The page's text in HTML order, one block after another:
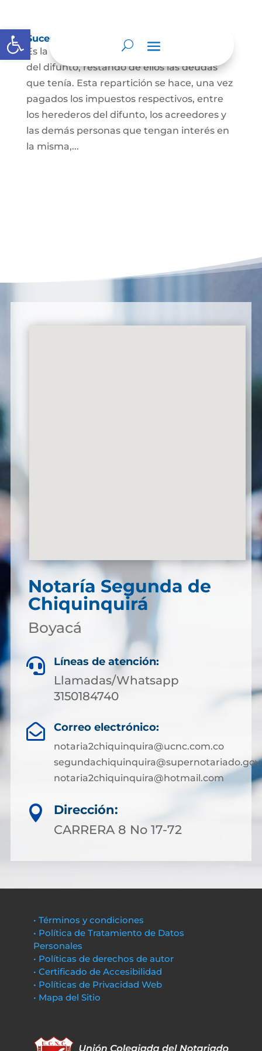
Abrir barra de herramientas
Sucesión de bienes por causa de muerte
Es la que se hace para repartir los bienes
del difunto, restando de ellos las deudas
que tenía. Esta repartición se hace, una vez
pagados los impuestos respectivos, entre
los herederos del difunto, los acreedores y
las demás personas que tengan interés en
la misma,...
Notaría Segunda de
Chiquinquirá
Boyacá
 Líneas de atención:
Llamadas/Whatsapp
3150184740
 Correo electrónico:
notaria2chiquinquira@ucnc.com.co
notaria2chiquinquira@hotmail.com

Dirección:
CARRERA 8 No 17-72
• Términos y condiciones
• Política de Tratamiento de Datos
Personales
• Políticas de derechos de autor
• Certificado de Accesibilidad
• Políticas de Privacidad Web
• Mapa del Sitio